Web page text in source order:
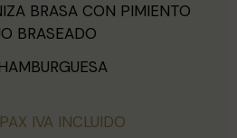
BRASA CON PIMIENTO
BRASEADO
IVA INCLUIDO